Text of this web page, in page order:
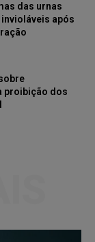
das urnas
após
proibição dos